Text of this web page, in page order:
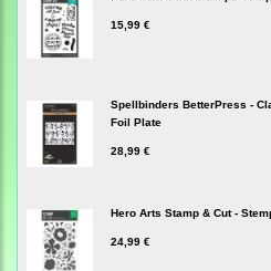
15,99 €
Spellbinders BetterPress -
Foil Plate
28,99 €
Hero Arts Stamp & Cut -
24,99 €